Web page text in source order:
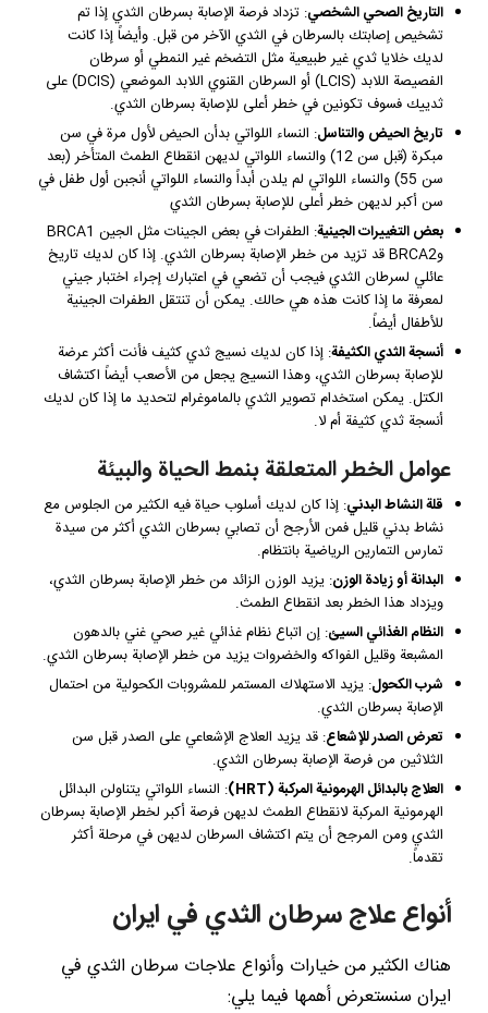
التاريخ الصحي الشخصي: تزداد فرصة الإصابة بسرطان الثدي إذا تم
تشخيص إصابتك بالسرطان في الثدي الآخر من قبل. وأيضاً إذا كانت
لديك خلايا ثدي غير طبيعية مثل التضخم غير النمطي أو سرطان
الفصيصة اللابد (LCIS) أو السرطان القنوي اللابد الموضعي (DCIS) على
ثدييك فسوف تكونين في خطر أعلى للإصابة بسرطان الثدي.
تاريخ الحيض والتناسل: النساء اللواتي بدأن الحيض لأول مرة في سن
مبكرة (قبل سن 12) والنساء اللواتي لديهن انقطاع الطمث المتأخر (بعد
سن 55) والنساء اللواتي لم يلدن أبداً والنساء اللواتي أنجبن أول طفل في
سن أكبر لديهن خطر أعلى للإصابة بسرطان الثدي
بعض التغييرات الجينية
: الطفرات في بعض الجينات مثل الجين BRCA1
وBRCA2 قد تزيد من خطر الإصابة بسرطان الثدي. إذا كان لديك تاريخ
عائلي لسرطان الثدي فيجب أن تضعي في اعتبارك إجراء اختبار جيني
لمعرفة ما إذا كانت هذه هي حالك. يمكن أن تنتقل الطفرات الجينية
للأطفال أيضاً.
أنسجة الثدي الكثيفة: إذا كان لديك نسيج ثدي كثيف فأنت أكثر عرضة
للإصابة بسرطان الثدي، وهذا النسيج يجعل من الأصعب أيضاً اكتشاف
الكتل. يمكن استخدام تصوير الثدي بالماموغرام لتحديد ما إذا كان لديك
أنسجة ثدي كثيفة أم لا.
عوامل الخطر المتعلقة بنمط الحياة والبيئة
قلة النشاط البدني: إذا كان لديك أسلوب حياة فيه الكثير من الجلوس مع
نشاط بدني قليل فمن الأرجح أن تصابي بسرطان الثدي أكثر من سيدة
تمارس التمارين الرياضية بانتظام.
البدانة أو زيادة الوزن: يزيد الوزن الزائد من خطر الإصابة بسرطان الثدي،
ويزداد هذا الخطر بعد انقطاع الطمث.
النظام الغذائي السيئ: إن اتباع نظام غذائي غير صحي غني بالدهون
المشبعة وقليل الفواكه والخضروات يزيد من خطر الإصابة بسرطان الثدي.
شرب الكحول: يزيد الاستهلاك المستمر للمشروبات الكحولية من احتمال
الإصابة بسرطان الثدي.
تعرض الصدر للإشعاع: قد يزيد العلاج الإشعاعي على الصدر قبل سن
الثلاثين من فرصة الإصابة بسرطان الثدي.
العلاج بالبدائل الهرمونية المركبة (HRT
): النساء اللواتي يتناولن البدائل
الهرمونية المركبة لانقطاع الطمث لديهن فرصة أكبر لخطر الإصابة بسرطان
الثدي ومن المرجح أن يتم اكتشاف السرطان لديهن في مرحلة أكثر
تقدماً.
أنواع علاج سرطان الثدي في ايران
هناك الكثير من خيارات وأنواع علاجات سرطان الثدي في
ايران سنستعرض أهمها فيما يلي: